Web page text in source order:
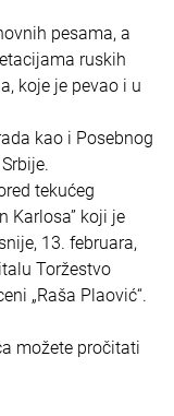
pesama, a
ruskih
koje je pevao i u
kao i Posebnog
tekućeg
Karlosa” koji je
13. februara,
Toržestvo
„Raša Plaović“.
možete pročitati